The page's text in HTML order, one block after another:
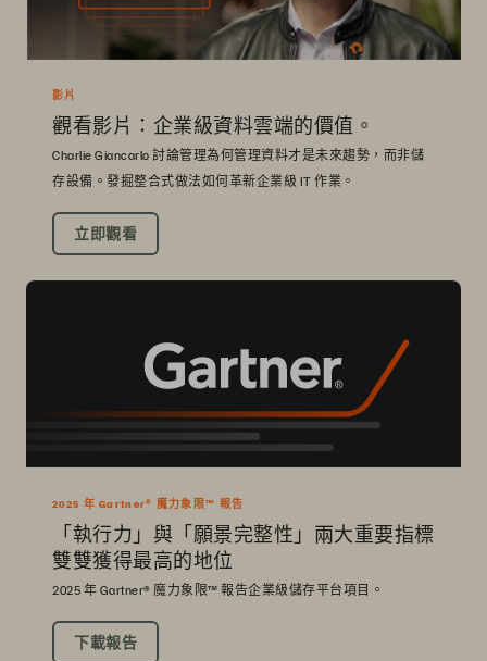
影片
觀看影片：企業級資料雲端的價值。
Charlie Giancarlo 討論管理為何管理資料才是未來趨勢，而非儲
存設備。發掘整合式做法如何革新企業級 IT 作業。
立即觀看
2025 年 Gartner® 魔力象限™ 報告
「執行力」與「願景完整性」兩大重要指標
雙雙獲得最高的地位
2025 年 Gartner® 魔力象限™ 報告企業級儲存平台項目。
下載報告